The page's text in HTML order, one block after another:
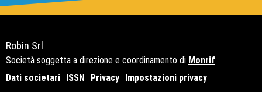
Robin Srl
Società soggetta a direzione e coordinamento di Monrif
Dati societari
ISSN Privacy
Impostazioni privacy